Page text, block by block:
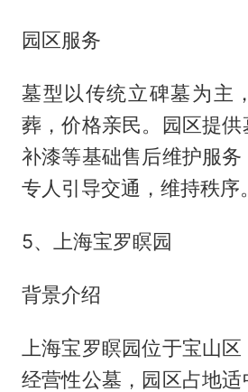
园区服务
墓型以传统立碑墓为主
葬，价格亲民。园区提
补漆等基础售后维护服
专人引导交通，维持秩序。
5、上海宝罗瞑园
背景介绍
上海宝罗瞑园位于宝山
经营性公墓，园区占地适